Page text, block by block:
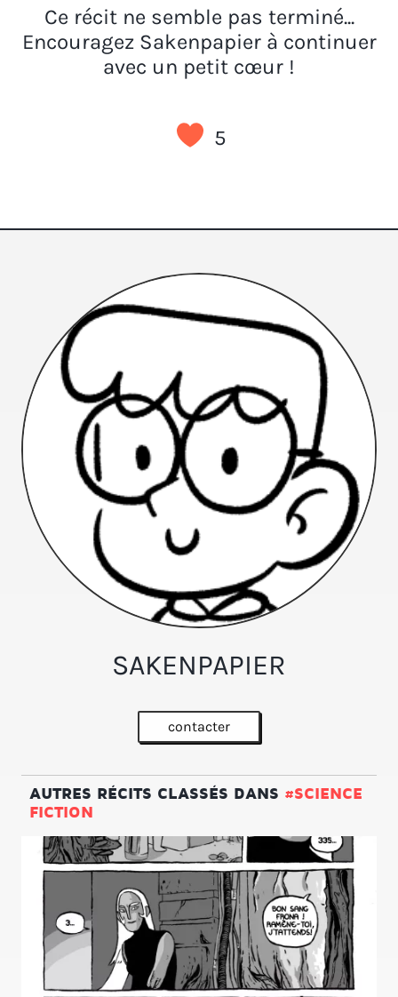
Ce récit ne semble pas terminé...
Encouragez Sakenpapier à continuer
avec un petit cœur !
5
SAKENPAPIER
contacter
AUTRES RÉCITS CLASSÉS DANS #SCIENCE
FICTION